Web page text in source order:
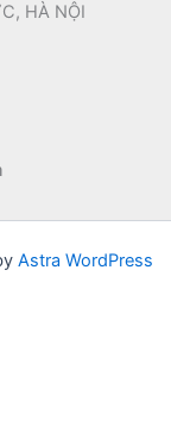
HÀ NỘI
Astra WordPress